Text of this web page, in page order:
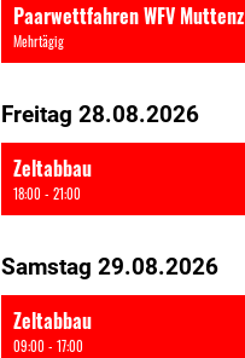
Paarwettfahren WFV Muttenz
Mehrtägig
Freitag 28.08.2026
Zeltabbau
18:00 - 21:00
Samstag 29.08.2026
Zeltabbau
09:00 - 17:00